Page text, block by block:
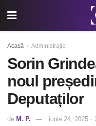
Acasă Administrație
Sorin
noul
Deputaților
de M. P. iunie 24, 2025 ◦